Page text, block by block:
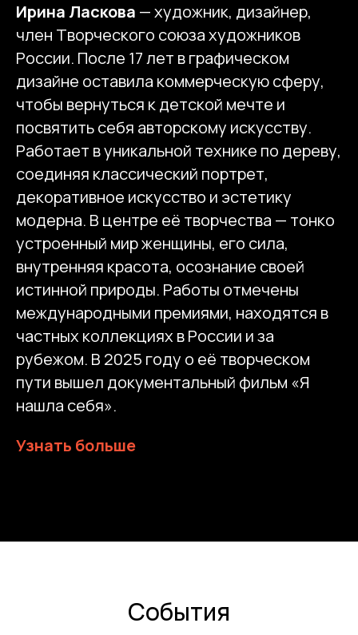
Ирина Ласкова — художник, дизайнер,
член Творческого союза художников
России. После 17 лет в графическом
дизайне оставила коммерческую сферу,
чтобы вернуться к детской мечте и
посвятить себя авторскому искусству.
Работает в уникальной технике по дереву,
соединяя классический портрет,
декоративное искусство и эстетику
модерна. В центре её творчества — тонко
устроенный мир женщины, его сила,
внутренняя красота, осознание своей
истинной природы. Работы отмечены
международными премиями, находятся в
частных коллекциях в России и за
рубежом. В 2025 году о её творческом
пути вышел документальный фильм «Я
нашла себя».
Узнать больше
События